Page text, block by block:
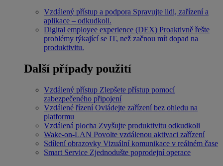
Vzdálený přístup a podpora Spravujte lidi, zařízení a
aplikace – odkudkoli.
Digital employee experience (DEX) Proaktivně řešte
problémy týkající se IT, než začnou mít dopad na
produktivitu.
Další případy použití
Vzdálený přístup Zlepšete přístup pomocí
zabezpečeného připojení
Vzdálené řízení Ovládejte zařízení bez ohledu na
platformu
Vzdálená plocha Zvyšujte produktivitu odkudkoli
Wake-on-LAN Povolte vzdálenou aktivaci zařízení
Sdílení obrazovky Vizuální komunikace v reálném čase
Smart Service Zjednodušte poprodejní operace